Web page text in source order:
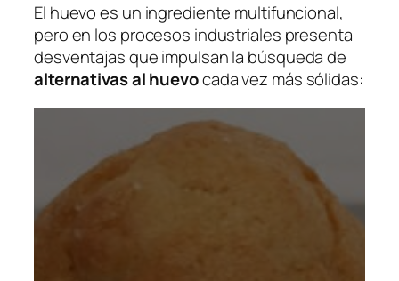
El huevo es un ingrediente multifuncional,
pero en los procesos industriales presenta
desventajas que impulsan la búsqueda de
alternativas al huevocada vez más sólidas: